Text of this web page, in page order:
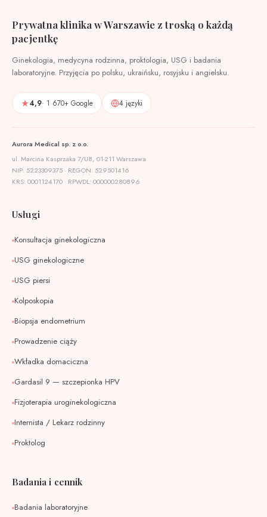
Prywatna klinika w Warszawie z troską o każdą
pacjentkę
Ginekologia, medycyna rodzinna, proktologia, USG i badania
laboratoryjne. Przyjęcia po polsku, ukraińsku, rosyjsku i angielsku.
4,9· 1 670+ Google 4 języki
Aurora Medical sp. z o.o.
ul. Marcina Kasprzaka 7/U8, 01-211 Warszawa
NIP: 5223309375 · REGON: 529501416
KRS: 0001124170 · RPWDL: 000000280896
Usługi
Konsultacja ginekologiczna
USG ginekologiczne
USG piersi
Kolposkopia
Biopsja endometrium
Prowadzenie ciąży
Wkładka domaciczna
Gardasil 9 — szczepionka HPV
Fizjoterapia uroginekologiczna
Internista / Lekarz rodzinny
Proktolog
Badania i cennik
Badania laboratoryjne